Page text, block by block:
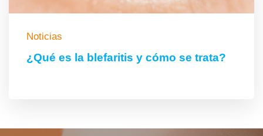
Noticias
¿Qué es la blefaritis y cómo se trata?